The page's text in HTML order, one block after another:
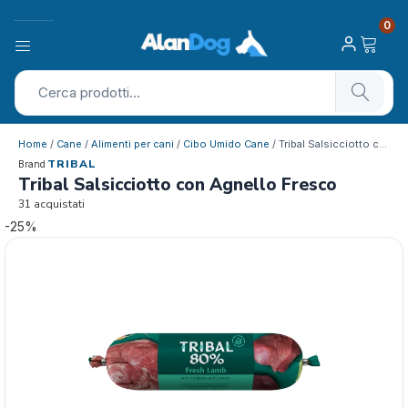
0
Home / Cane / Alimenti per cani / Cibo Umido Cane / Tribal Salsicciotto con Agnello Fresco
Brand TRIBAL
Tribal Salsicciotto con Agnello Fresco
31 acquistati
-25%